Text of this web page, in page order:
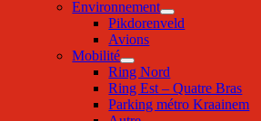
Environnement
Pikdorenveld
Avions
Mobilité
Ring Nord
Ring Est – Quatre Bras
Parking métro Kraainem